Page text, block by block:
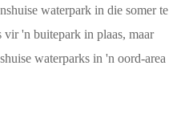
waterpark in die somer te
vir 'n buitepark in plaas, maar
waterparks in 'n oord-area